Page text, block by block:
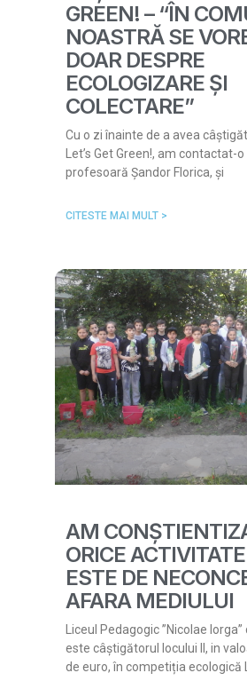
GREEN! – “ÎN
NOASTRĂ SE
DOAR DESPRE
ECOLOGIZARE ȘI
COLECTARE”
Cu o zi înainte de a avea
Let’s Get Green!, am contactat-
profesoară Șandor Florica, și
CITESTE MAI MULT >
AM
ORICE
ESTE DE
AFARA MEDIULUI
Liceul Pedagogic ”Nicolae
este câștigătorul locului II, in
de euro, în competiția ecologică